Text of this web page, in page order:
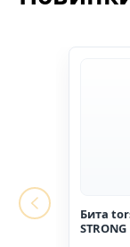
Бита
STRONG